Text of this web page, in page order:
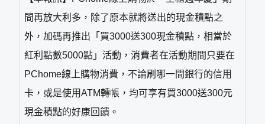
間再放大利多，除了原本就將送出的現金積點之
外，加碼再推出「買3000送300現金積點，相當於
紅利點數5000點」活動，消費者在活動期間只要在
PChome線上購物消費，不論刷哪一間銀行的信用
卡，或是使用ATM轉帳，均可享有買3000送300元
現金積點的好康回饋。